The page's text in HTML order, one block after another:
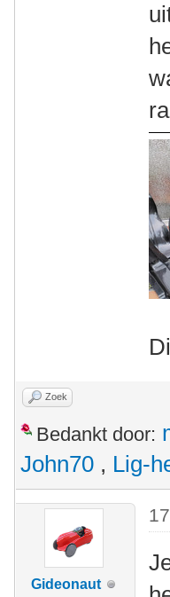
Zoek
Bedankt door:
John70 , Lig-
Gideonaut